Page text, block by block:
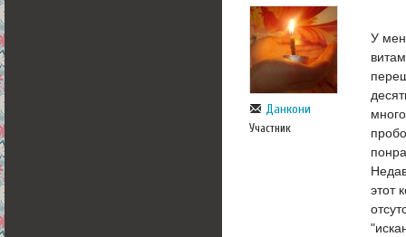
Данкони
Участник
У
этот